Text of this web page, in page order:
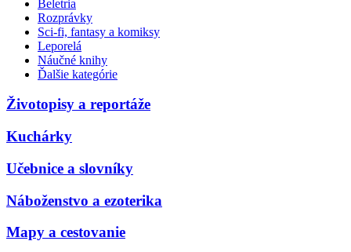
Beletria
Rozprávky
Sci-fi, fantasy a komiksy
Leporelá
Náučné knihy
Ďalšie kategórie
Životopisy a reportáže
Kuchárky
Učebnice a slovníky
Náboženstvo a ezoterika
Mapy a cestovanie